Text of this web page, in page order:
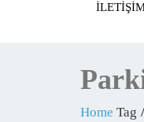
Home Tag